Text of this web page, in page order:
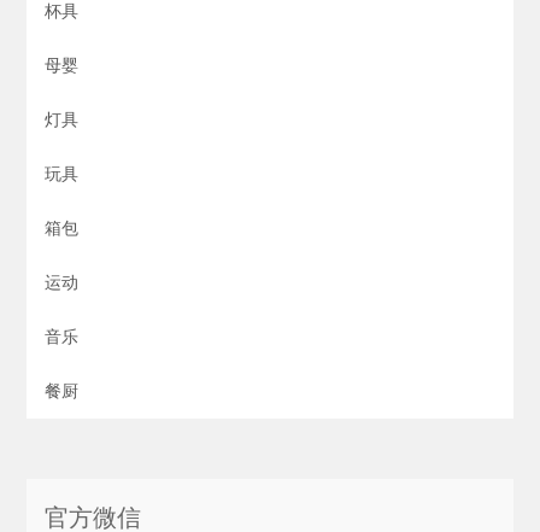
杯具
母婴
灯具
玩具
箱包
运动
音乐
餐厨
官方微信